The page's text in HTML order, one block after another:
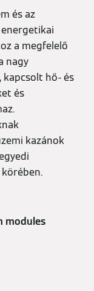
és az
a megfelelő
nagy
kapcsolt hő- és
és
kazánok
körében.
modules